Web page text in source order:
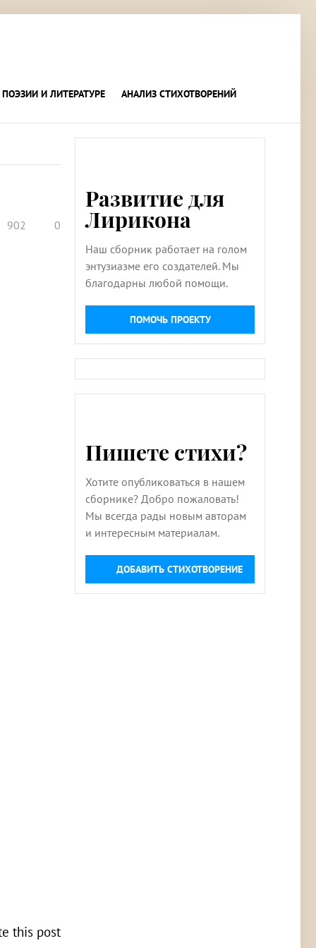
И ЛИТЕРАТУРЕ АНАЛИЗ СТИХОТВОРЕНИЙ
902 0
this post
Развитие для
Лирикона
Наш сборник работает на голом
энтузиазме его создателей. Мы
благодарны любой помощи.
ПОМОЧЬ ПРОЕКТУ
Пишете стихи?
Хотите опубликоваться в нашем
сборнике? Добро пожаловать!
Мы всегда рады новым авторам
и интересным материалам.
ДОБАВИТЬ СТИХОТВОРЕНИЕ